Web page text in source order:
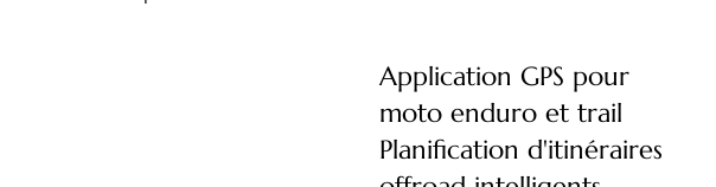
FOURCHE EMC KIT CARTOUCHE
YAMAHA TRACER 9 (2021- )
AMORTISSEUR EMC YAMAHA XTZ 660
TENERE (2008-2016)
AMORTISSEUR EMC YAMAHA TENERE
Application GPS pour
moto enduro et trail
Planification d'itinéraires